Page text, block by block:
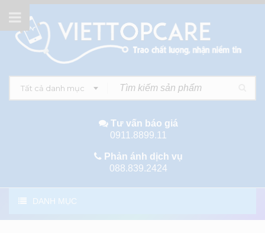
Tất cả danh mục
Tư vấn báo giá
0911.8899.11
Phản ánh dịch vụ
088.839.2424
DANH MỤC